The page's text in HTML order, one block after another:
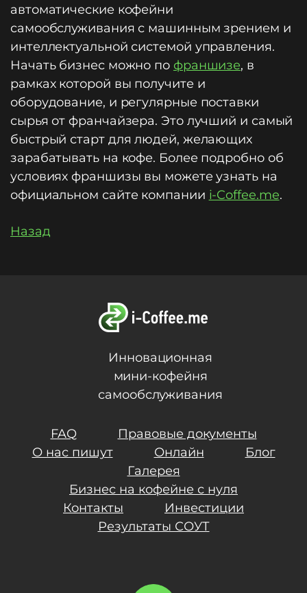
автоматические кофейни
самообслуживания с машинным зрением и
интеллектуальной системой управления.
Начать бизнес можно по франшизе, в
рамках которой вы получите и
оборудование, и регулярные поставки
сырья от франчайзера. Это лучший и самый
быстрый старт для людей, желающих
зарабатывать на кофе. Более подробно об
условиях франшизы вы можете узнать на
официальном сайте компании i-Coffee.me.
Назад
Инновационная
мини-кофейня
самообслуживания
FAQ
Правовые документы
О нас пишут
Онлайн
Блог
Галерея
Бизнес на кофейне с нуля
Контакты
Инвестиции
Результаты СОУТ